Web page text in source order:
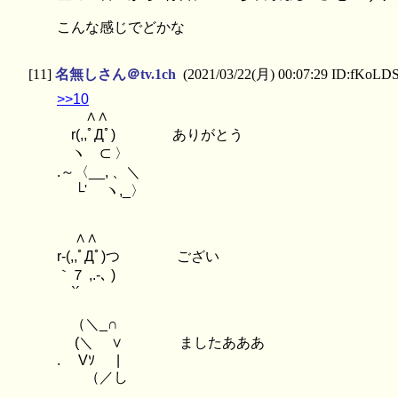
こんな感じでどかな
[11] 名無しさん＠tv.1ch (2021/03/22(月) 00:07:29
>>10
∧∧
r(,,ﾟДﾟ) ありがとう
ヽ ⊂ 〉
.～〈__, 、＼
└' ヽ,_〉
∧∧
r-(,,ﾟДﾟ)つ ござい
｀７ ,.-､ )
`´
（＼_∩
(＼ ∨ ましたあああ
. Vｿ |
（／し